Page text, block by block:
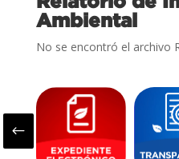
Ambiental
No se encontró el archivo
#